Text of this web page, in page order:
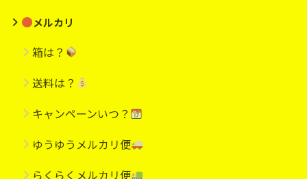
メルカリ
箱は？
送料は？
キャンペーンいつ？
ゆうゆうメルカリ便
らくらくメルカリ便